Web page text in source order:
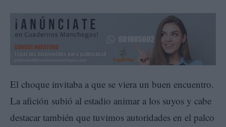
El choque invitaba a que se viera un buen encuentro.
La afición subió al estadio animar a los suyos y cabe
destacar también que tuvimos autoridades en el palco